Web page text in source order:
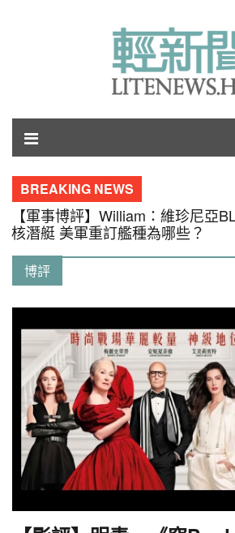
BREAKING NEWS
【軍事博評】William：維珍尼亞
核潛艇 美軍重訂艦種為哪些？
博評